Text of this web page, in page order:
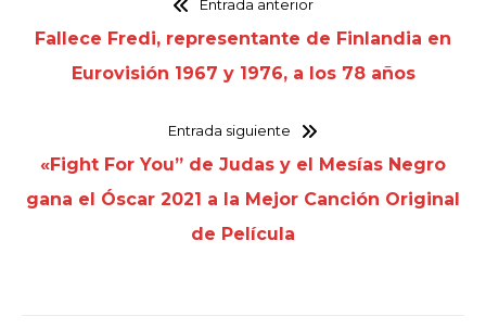
Entrada anterior
Fallece Fredi, representante de Finlandia en
Eurovisión 1967 y 1976, a los 78 años
Entrada siguiente
«Fight For You” de Judas y el Mesías Negro
gana el Óscar 2021 a la Mejor Canción Original
de Película